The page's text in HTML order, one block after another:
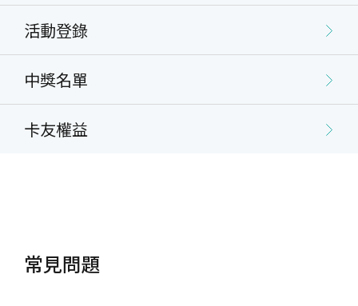
活動登錄
中獎名單
卡友權益
常見問題